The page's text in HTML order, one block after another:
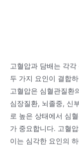
고혈압과 담배는 각
두 가지 요인이 결합
고혈압은 심혈관질환
심장질환, 뇌졸중, 신
로 높은 상태에서 심
가 중요합니다. 고혈
이는 심각한 요인의